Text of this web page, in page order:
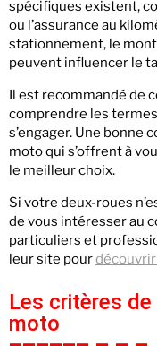
spécifiques existent,
ou l’assurance au
stationnement, le
peuvent influencer le
Il est recommandé de
comprendre les
s’engager. Une bonne
moto qui s’offrent à
le meilleur choix.
Si votre deux-roues
de vous intéresser au
particuliers et
leur site pourdécouvrir
Les critères de
moto